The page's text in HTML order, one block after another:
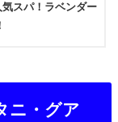
スパ！ラベンダー
ニ・グア